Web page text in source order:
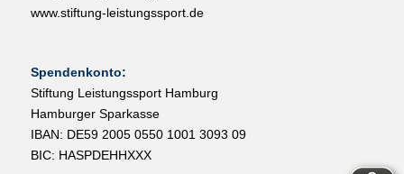
www.stiftung-leistungssport.de
Spendenkonto:
Stiftung Leistungssport Hamburg
Hamburger Sparkasse
IBAN: DE59 2005 0550 1001 3093 09
BIC: HASPDEHHXXX